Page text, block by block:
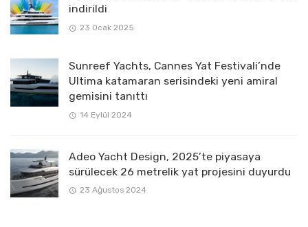
indirildi
23 Ocak 2025
Sunreef Yachts, Cannes Yat Festivali’nde
Ultima katamaran serisindeki yeni amiral
gemisini tanıttı
14 Eylül 2024
Adeo Yacht Design, 2025’te piyasaya
sürülecek 26 metrelik yat projesini duyurdu
23 Ağustos 2024